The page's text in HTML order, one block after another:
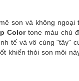
son và không ngoại
Color tone màu chủ
tế và vô cùng "tây"
khiến thỏi son môi